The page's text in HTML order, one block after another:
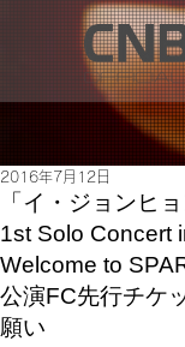
「イ・ジョンヒ
1st Solo Concert
Welcome to
公演FC先行チケ
願い
2016年7月12日